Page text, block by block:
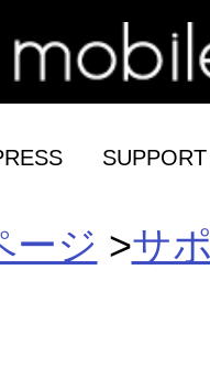
SUPPORT
ージ >サ